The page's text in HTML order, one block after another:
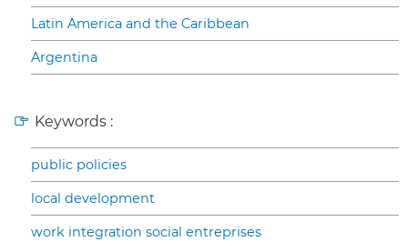
Latin America and the Caribbean
Argentina
Keywords :
public policies
local development
work integration social entreprises